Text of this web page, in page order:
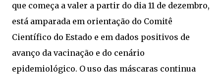
que começa a valer a partir do dia 11 de dezembro,
está amparada em orientação do Comitê
Científico do Estado e em dados positivos de
avanço da vacinação e do cenário
epidemiológico. O uso das máscaras continua